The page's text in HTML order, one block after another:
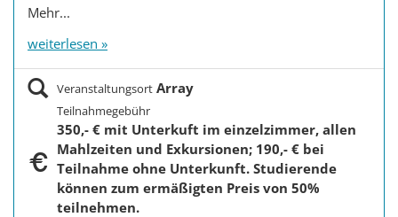
Mehr...
weiterlesen »
Veranstaltungsort Array
Teilnahmegebühr
350,- € mit Unterkuft im einzelzimmer, allen
Mahlzeiten und Exkursionen; 190,- € bei
Teilnahme ohne Unterkunft. Studierende
können zum ermäßigten Preis von 50%
teilnehmen.